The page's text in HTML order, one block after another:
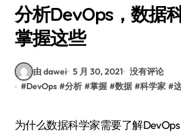
分析DevOps，数据
掌握这些
由 dawei 5 月 30, 2021 没有评论
#DevOps #分析 #掌握 #数据 #科学家 #
为什么数据科学家需要了解DevOps